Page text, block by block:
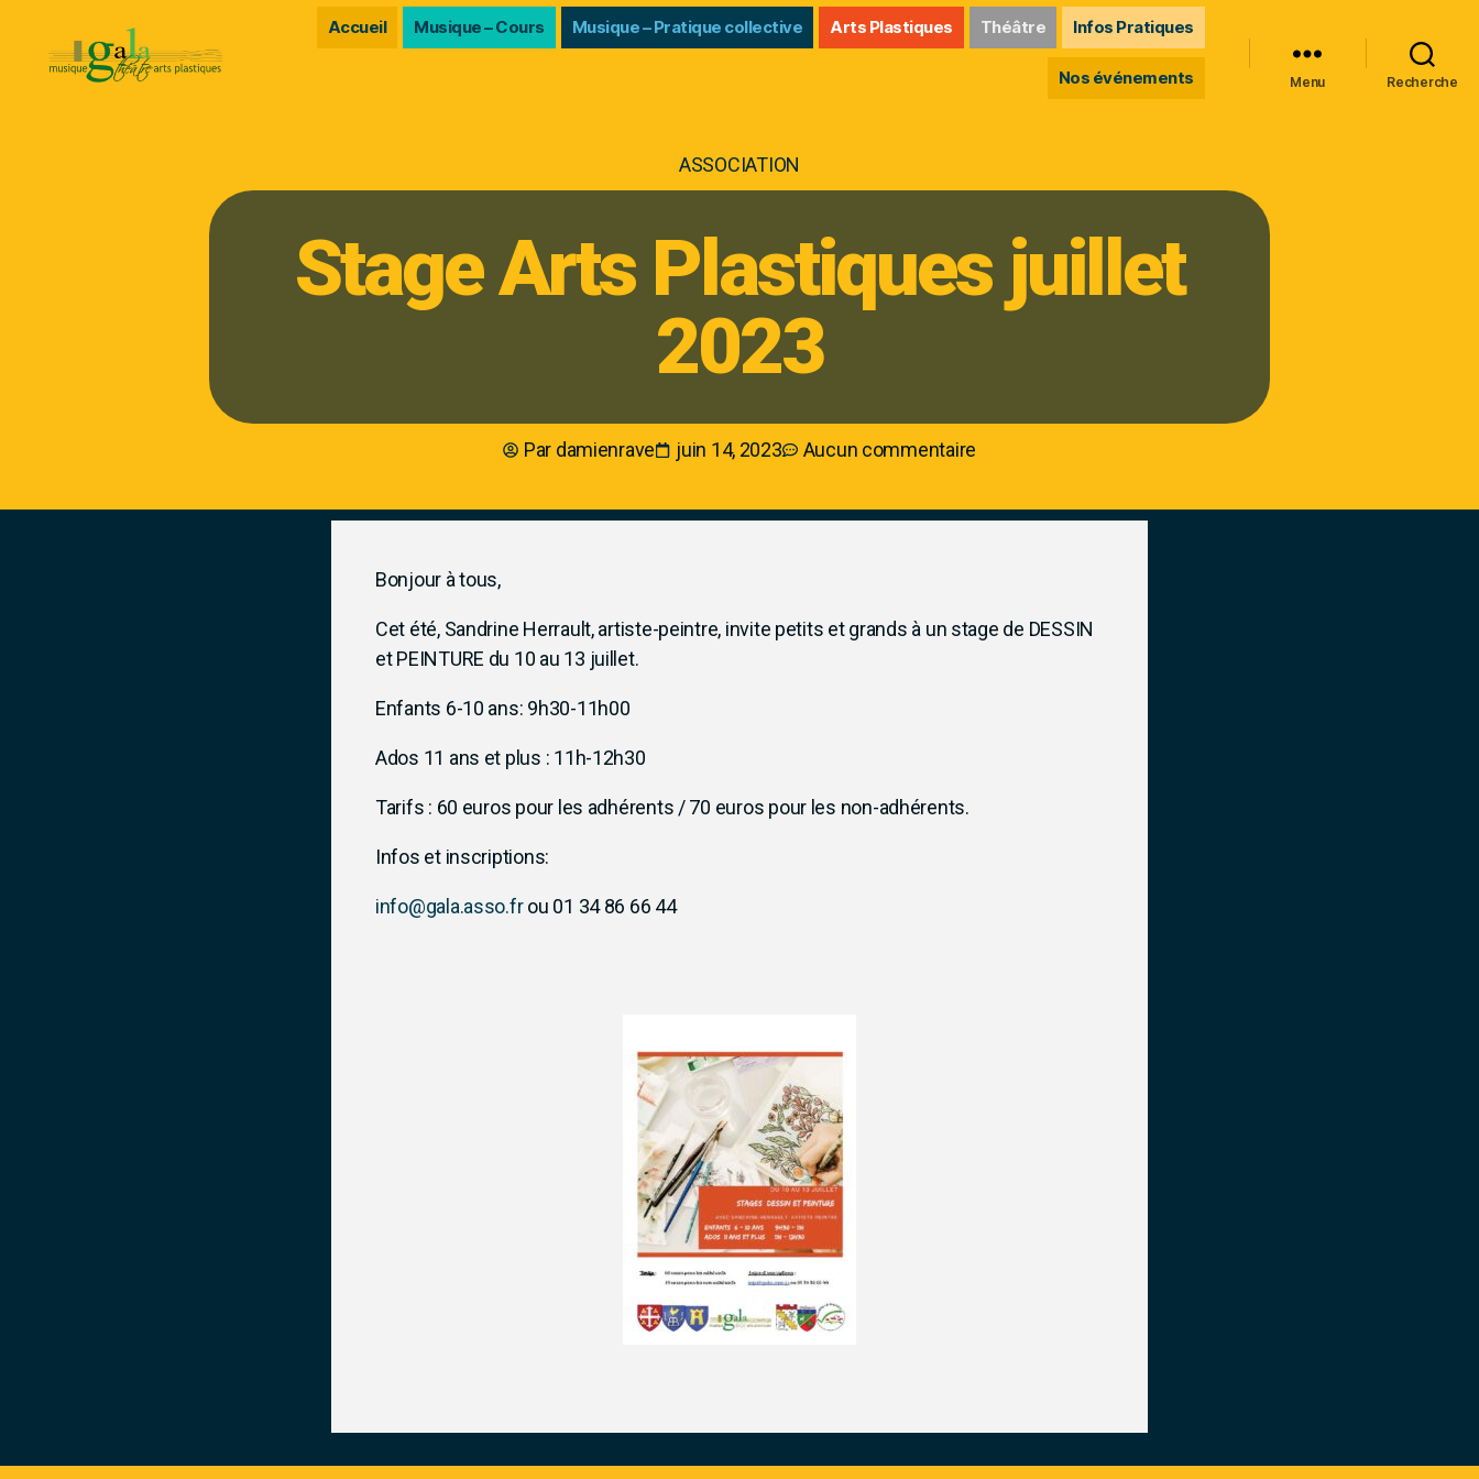
Accueil Musique – Cours Musique – Pratique collective Arts Plastiques Théâtre Infos Pratiques
Nos événements Menu Recherche
ASSOCIATION
Stage Arts Plastiques juillet
2023
Par damienrave juin 14, 2023 Aucun commentaire
Bonjour à tous,
Cet été, Sandrine Herrault, artiste-peintre, invite petits et grands à un stage de DESSIN
et PEINTURE du 10 au 13 juillet.
Enfants 6-10 ans: 9h30-11h00
Ados 11 ans et plus : 11h-12h30
Tarifs : 60 euros pour les adhérents / 70 euros pour les non-adhérents.
Infos et inscriptions:
info@gala.asso.frou 01 34 86 66 44